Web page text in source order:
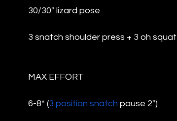
30/30" lizard pose
3 snatch shoulder press + 3 oh
MAX EFFORT
6-8* (3 position snatch pause 2")